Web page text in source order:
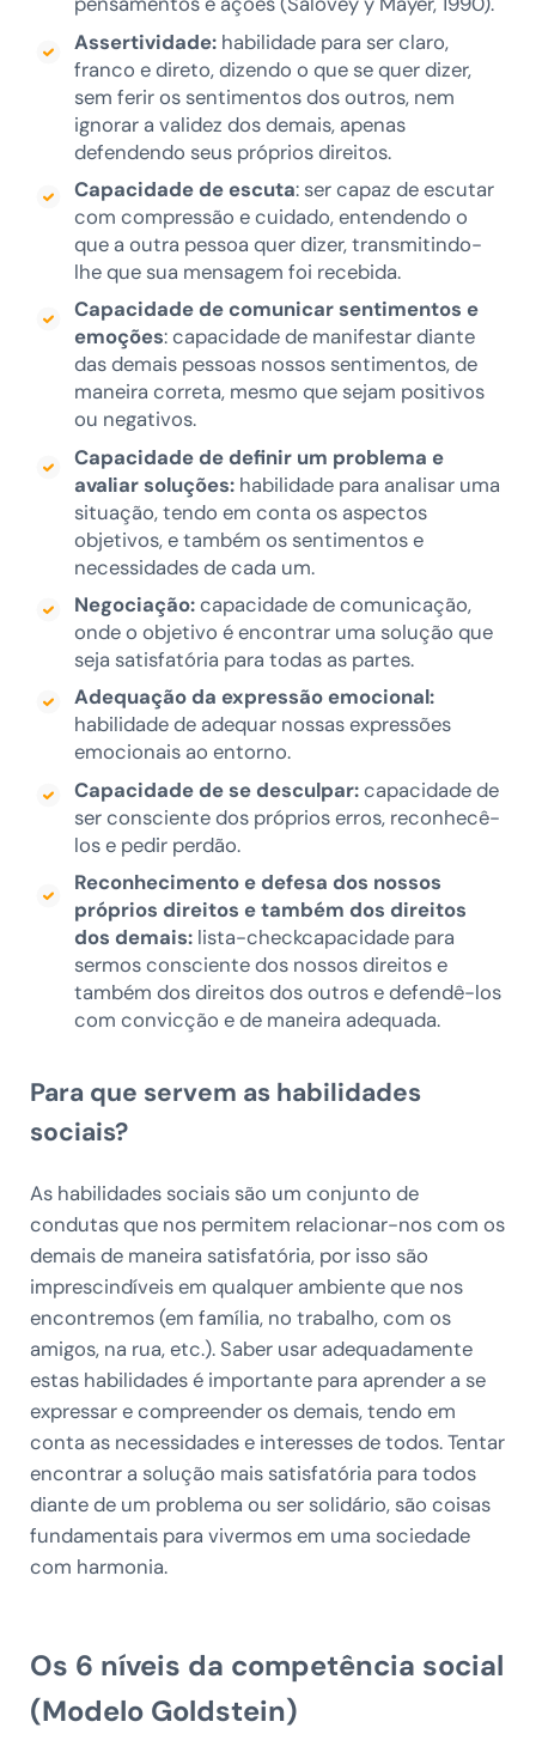
Assertividade: habilidade para ser claro,
franco e direto, dizendo o que se quer dizer,
sem ferir os sentimentos dos outros, nem
ignorar a validez dos demais, apenas
defendendo seus próprios direitos.
Capacidade de escuta: ser capaz de escutar
com compressão e cuidado, entendendo o
que a outra pessoa quer dizer, transmitindo-
lhe que sua mensagem foi recebida.
Capacidade de comunicar sentimentos e
emoções: capacidade de manifestar diante
das demais pessoas nossos sentimentos, de
maneira correta, mesmo que sejam positivos
ou negativos.
Capacidade de definir um problema e
avaliar soluções: habilidade para analisar uma
situação, tendo em conta os aspectos
objetivos, e também os sentimentos e
necessidades de cada um.
Negociação:capacidade de comunicação,
onde o objetivo é encontrar uma solução que
seja satisfatória para todas as partes.
Adequação da expressão emocional:
habilidade de adequar nossas expressões
emocionais ao entorno.
Capacidade de se desculpar:capacidade de
ser consciente dos próprios erros, reconhecê-
los e pedir perdão.
Reconhecimento e defesa dos nossos
próprios direitos e também dos direitos
dos demais: lista-checkcapacidade para
sermos consciente dos nossos direitos e
também dos direitos dos outros e defendê-los
com convicção e de maneira adequada.
Para que servem as habilidades
sociais?
As habilidades sociais são um conjunto de
condutas que nos permitem relacionar-nos com os
demais de maneira satisfatória, por isso são
imprescindíveis em qualquer ambiente que nos
encontremos (em família, no trabalho, com os
amigos, na rua, etc.). Saber usar adequadamente
estas habilidades é importante para aprender a se
expressar e compreender os demais, tendo em
conta as necessidades e interesses de todos. Tentar
encontrar a solução mais satisfatória para todos
diante de um problema ou ser solidário, são coisas
fundamentais para vivermos em uma sociedade
com harmonia.
Os 6 níveis da competência social
(Modelo Goldstein)